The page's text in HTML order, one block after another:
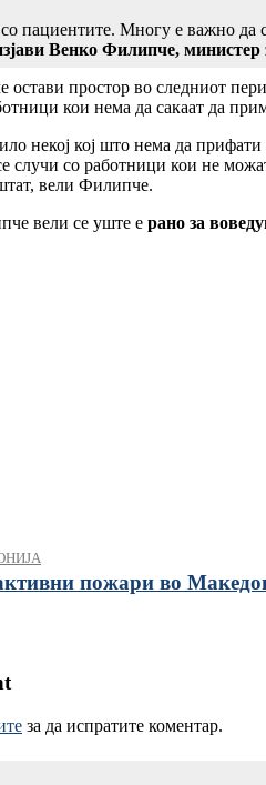
пациентите. Многу е важно да
Венко Филипче, министер
простор во следниот
кои нема да сакаат да
некој кој што нема да
со работници кои не
вели Филипче.
вели се уште е рано за
пожари во
за да испратите коментар.